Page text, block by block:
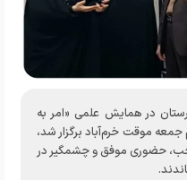
در همایش علمی «امر به
موقت خرم‌آباد برگزار شد،
منتخب، حضوری موفق و چشمگیر در